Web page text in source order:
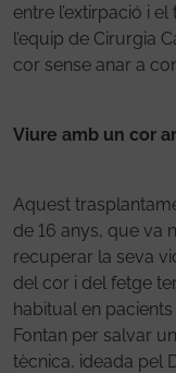
entre l’extirpació i
l’equip de Cirurgia
cor sense anar a
Viure amb un cor
Aquest
de 16 anys, que va
recuperar la seva
del cor i del fetge
habitual en
Fontan per salvar
tècnica, ideada pel